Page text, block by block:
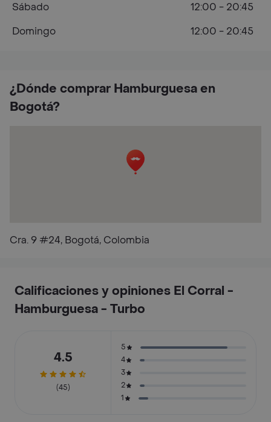
¿Dónde comprar Hamburguesa en
Bogotá?
Cra. 9 #24, Bogotá, Colombia
Sábado
12:00 - 20:45
Domingo
12:00 - 20:45
Calificaciones y opiniones El Corral -
Hamburguesa - Turbo
4.5
(45)
5
4
3
2
1